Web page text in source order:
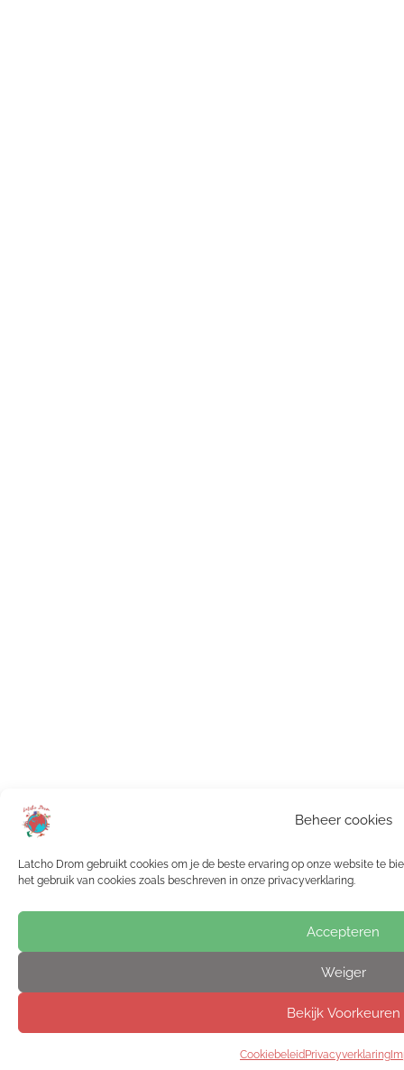
Beheer cookies
Latcho Drom gebruikt cookies om je de beste ervaring op onze website te
het gebruik van cookies zoals beschreven in onze privacyverklaring.
Accepteren
Weiger
Bekijk Voorkeuren
CookiebeleidPrivacyverklaring